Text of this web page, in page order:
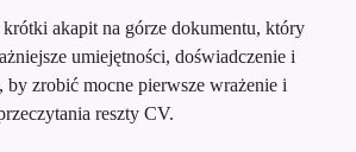
akapit na górze dokumentu, który
umiejętności, doświadczenie i
by zrobić mocne pierwsze wrażenie i
reszty CV.